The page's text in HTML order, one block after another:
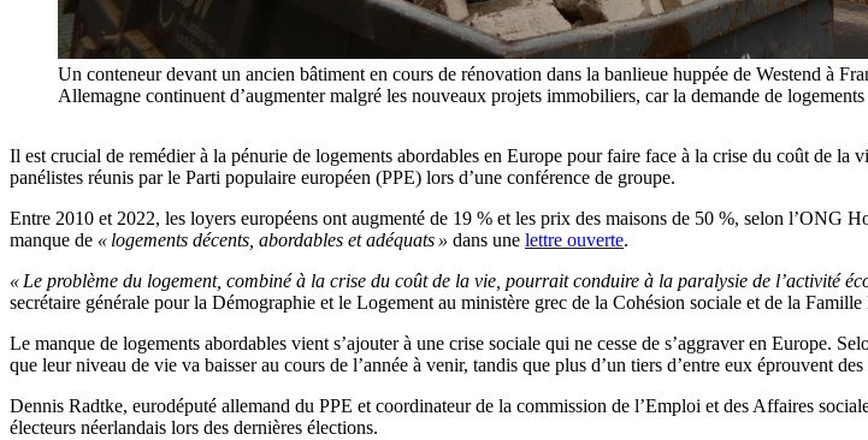
Un conteneur devant un ancien bâtiment en cours de rénovation dans la banlieue huppée de Westend à
Allemagne continuent d’augmenter malgré les nouveaux projets immobiliers, car la demande de
Il est crucial de remédier à la pénurie de logements abordables en Europe pour faire face à la crise du coût de
panélistes réunis par le Parti populaire européen (PPE) lors d’une conférence de groupe.
Entre 2010 et 2022, les loyers européens ont augmenté de 19 % et les prix des maisons de 50 %, selon l’ONG
manque de « logements décents, abordables et adéquats » dans une lettre ouverte.
« Le problème du logement, combiné à la crise du coût de la vie, pourrait conduire à la paralysie de l’activité
secrétaire générale pour la Démographie et le Logement au ministère grec de la Cohésion sociale et de la
Le manque de logements abordables vient s’ajouter à une crise sociale qui ne cesse de s’aggraver en Europe.
que leur niveau de vie va baisser au cours de l’année à venir, tandis que plus d’un tiers d’entre eux éprouvent
Dennis Radtke, eurodéputé allemand du PPE et coordinateur de la commission de l’Emploi et des Affaires
électeurs néerlandais lors des dernières élections.